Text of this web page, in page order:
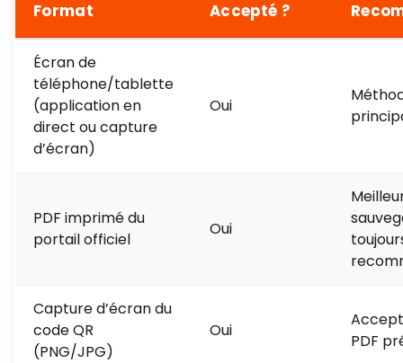
Format Accepté ?
Écran de
téléphone/tablette
(application en
direct ou capture
d’écran)
Oui
PDF imprimé du
portail officiel
Oui
Capture d’écran du
code QR
(PNG/JPG)
Oui
PDF